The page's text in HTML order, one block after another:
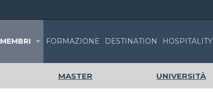
MEMBRI FORMAZIONE DESTINATION HOSPITALITY
MASTER UNIVERSITÀ